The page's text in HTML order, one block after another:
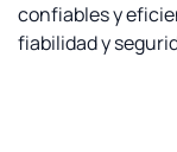
confiables y
fiabilidad y